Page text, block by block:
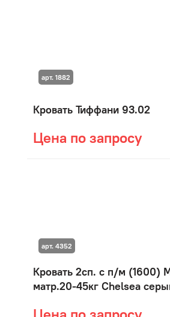
Кровать Тиффани 93.02
Цена по запросу
арт. 1882
Кровать 2сп. с п/м (1600)
матр.20-45кг Chelsea
арт. 4352